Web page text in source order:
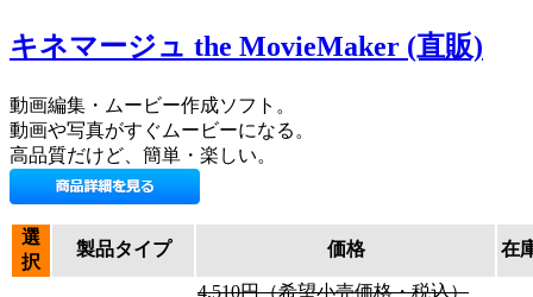
キネマージュ the MovieMaker (直販)
動画編集・ムービー作成ソフト。
動画や写真がすぐムービーになる。
高品質だけど、簡単・楽しい。
選
択
製品タイプ 価格 在
4,510円（希望小売価格・税込）